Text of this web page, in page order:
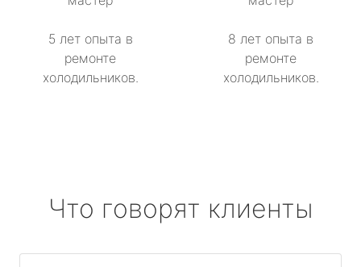
5 лет опыта в
ремонте
холодильников.
8 лет опыта в
ремонте
холодильников.
Что говорят клиенты